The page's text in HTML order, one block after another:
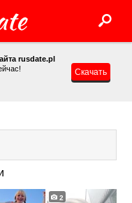
rusdate.pl
Скачать
2